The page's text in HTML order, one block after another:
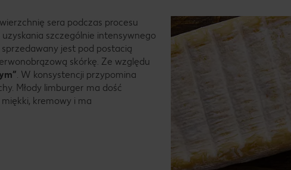
sera podczas procesu
szczególnie intensywnego
jest pod postacią
skórkę. Ze względu
. W konsystencji przypomina
Młody limburger ma dość
kremowy i ma